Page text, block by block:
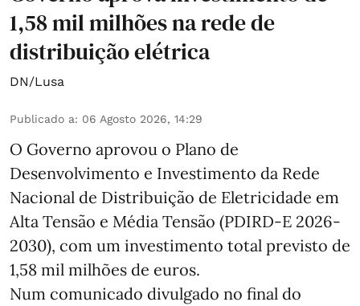
1,58 mil milhões na rede de
distribuição elétrica
DN/Lusa
Publicado a: 06 Agosto 2026, 14:29
O Governo aprovou o Plano de
Desenvolvimento e Investimento da Rede
Nacional de Distribuição de Eletricidade em
Alta Tensão e Média Tensão (PDIRD-E 2026-
2030), com um investimento total previsto de
1,58 mil milhões de euros.
Num comunicado divulgado no final do